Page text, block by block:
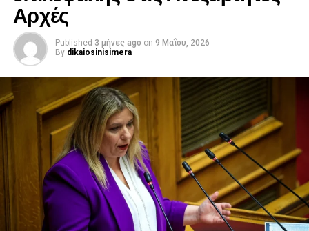
Αρχές
Published 3 μήνες ago on 9 Μαΐου, 2026
By dikaiosinisimera